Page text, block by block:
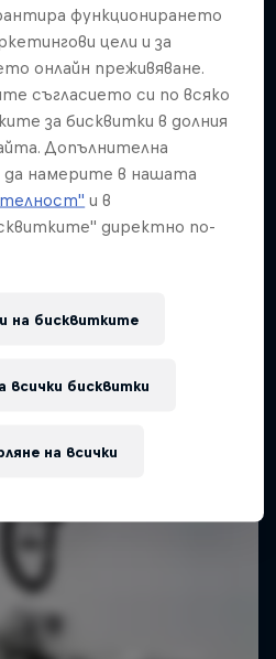
to Tail
BMX tour
· 4 епизоди
BMX
функционирането
цели и за
онлайн преживяване.
съгласието си по всяко
за бисквитки в долния
Допълнителна
намерите в нашата
и в
директно по-
на бисквитките
на всички
всички бисквитки